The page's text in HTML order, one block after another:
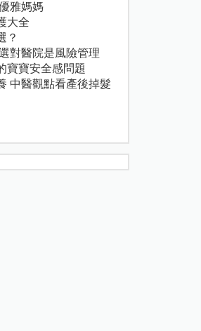
雅媽媽
大全
？
對醫院是風險管理
寶寶安全感問題
中醫觀點看產後掉髮